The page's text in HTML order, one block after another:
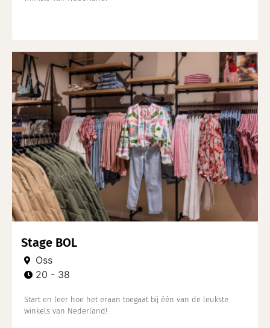
Stage BOL
Oss
20 - 38
Start en leer hoe het eraan toegaat bij één van de leukste
winkels van Nederland!